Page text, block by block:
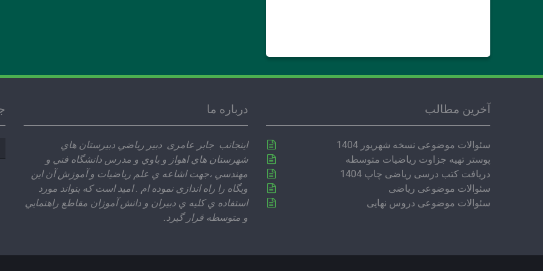
درباره ما
اينجانب جابر عامری دبير رياضي دبيرستان هاي
شهرستان هاي اهواز و باوي و مدرس دانشگاه فني و
مهندسي ،‌جهت اشاعه ي علم رياضيات و آموزش آن اين
وبگاه را راه اندازي نموده ام . اميد است كه بتواند مورد
استفاده ي كليه ي دبيران و دانش آموزان مقاطع راهنمايي
و متوسطه قرار گيرد.
آخرین مطالب
سئوالات موضوعی نسخه شهریور 1404
پوستر تهیه جزاوت ریاضیات متوسطه
دریافت کتب درسی ریاضی چاپ 1404
سئوالات موضوعی ریاضی
سئوالات موضوعی دروس نهایی